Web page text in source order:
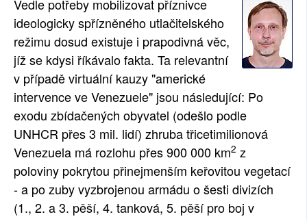
SOCIÁLNÍ SÍTĚ
RUBRIKY
PLNÁ VERZE STRÁNEK
Vedle potřeby mobilizovat příznivce
ideologicky spřízněného utlačitelského
režimu dosud existuje i prapodivná věc,
jíž se kdysi říkávalo fakta. Ta relevantní
v případě virtuální kauzy "americké
intervence ve Venezuele" jsou následující: Po
exodu zbídačených obyvatel (odešlo podle
UNHCR přes 3 mil. lidí) zhruba třicetimilionová
Venezuela má rozlohu přes 900 000 km2 z
poloviny pokrytou přinejmenším keřovitou vegetací
- a po zuby vyzbrojenou armádu o šesti divizích
(1., 2. a 3. pěší, 4. tanková, 5. pěší pro boj v